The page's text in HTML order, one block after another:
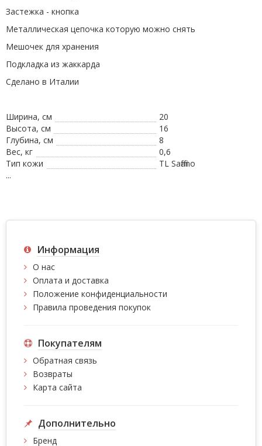
Застежка - кнопка
Металлическая цепочка которую можно снять
Мешочек для хранения
Подкладка из жаккарда
Сделано в Италии
Ширина, см
20
Высота, см
16
Глубина, см
8
Вес, кг
0,6
Тип кожи
TL Saffiano
...
Информация
О нас
Оплата и доставка
Положение конфиденциальности
Правила проведения покупок
Покупателям
Обратная связь
Возвраты
Карта сайта
Дополнительно
Бренд